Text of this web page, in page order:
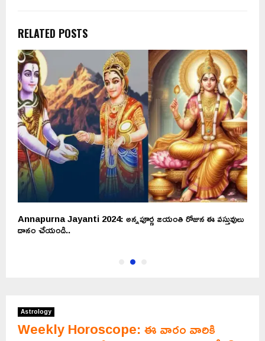
RELATED POSTS
Annapurna Jayanti 2024: అన్నపూర్ణ జయంతి రోజున ఈ వస్తువులు
దానం చేయండి..
Astrology
Weekly Horoscope: ఈ వారం వారికి